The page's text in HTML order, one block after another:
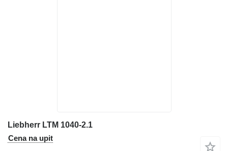
Liebherr LTM 1040-2.1
Cena na upit